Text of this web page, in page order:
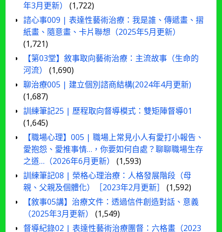
年3月更新）
(1,722)
諮心事009 | 表達性藝術治療：我是誰、傳遞畫、摺
紙畫、隨意畫、卡片聯想（2025年5月更新）
(1,721)
【第03堂】敘事取向藝術治療：主流故事（生命的
河流）
(1,690)
聊治療005 | 建立個別諮商結構(2024年4月更新)
(1,687)
訓練筆記25 | 歷程取向督導模式：雙矩陣督導01
(1,645)
【職場心理】005 | 職場上常見小人有愛打小報告、
愛抱怨、愛推事情…，你要如何自處？聊聊職場生存
之道…（2026年6月更新）
(1,593)
訓練筆記08 | 榮格心理治療：人格發展階段（母
親、父親及個體化）［2023年2月更新］
(1,592)
【敘事05講】治療文件：透過信件創造對話、意義
（2025年3月更新）
(1,549)
督導紀錄02 | 表達性藝術治療團督：六格畫（2023